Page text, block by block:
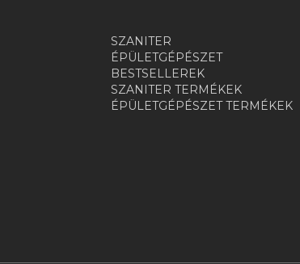
SZANITER
ÉPÜLETGÉPÉSZET
BESTSELLEREK
SZANITER TERMÉKEK
ÉPÜLETGÉPÉSZET TERMÉKEK